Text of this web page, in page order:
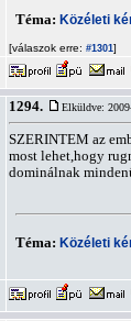
Téma: Közéleti
[válaszok erre: #1301]
1294. Elküldve:
SZERINTEM az
most lehet,hogy
dominálnak
Téma: Közéleti